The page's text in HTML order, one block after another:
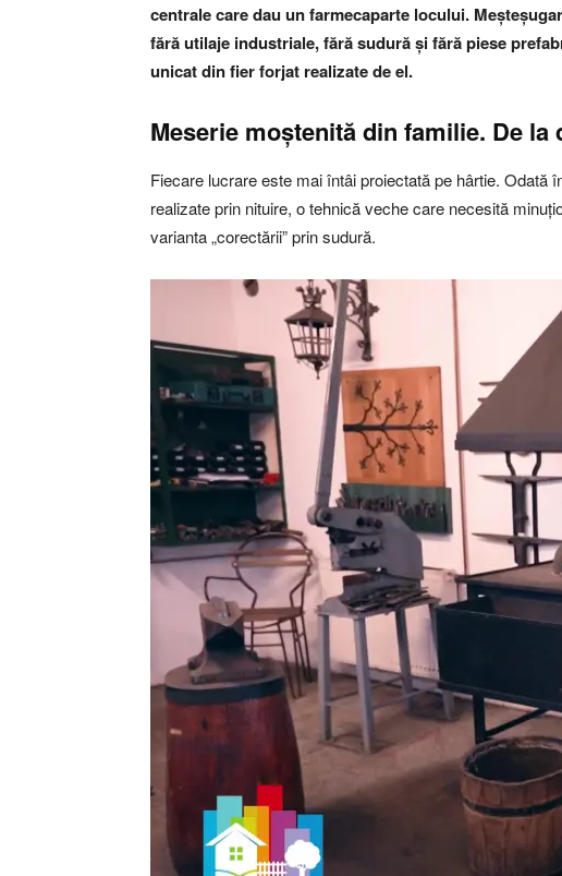
centrale care dau un farmecaparte locului.
fără utilaje industriale, fără sudură și fără piese
unicat din fier forjat realizate de el.
Meserie moștenită din familie. De la
Fiecare lucrare este mai întâi proiectată pe hârtie.
realizate prin nituire, o tehnică veche care necesită
varianta „corectării” prin sudură.